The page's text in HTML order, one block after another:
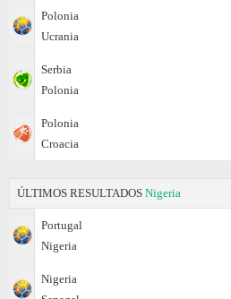
Polonia
Ucrania
Serbia
Polonia
Polonia
Croacia
ÚLTIMOS RESULTADOS Nigeria
Portugal
Nigeria
Nigeria